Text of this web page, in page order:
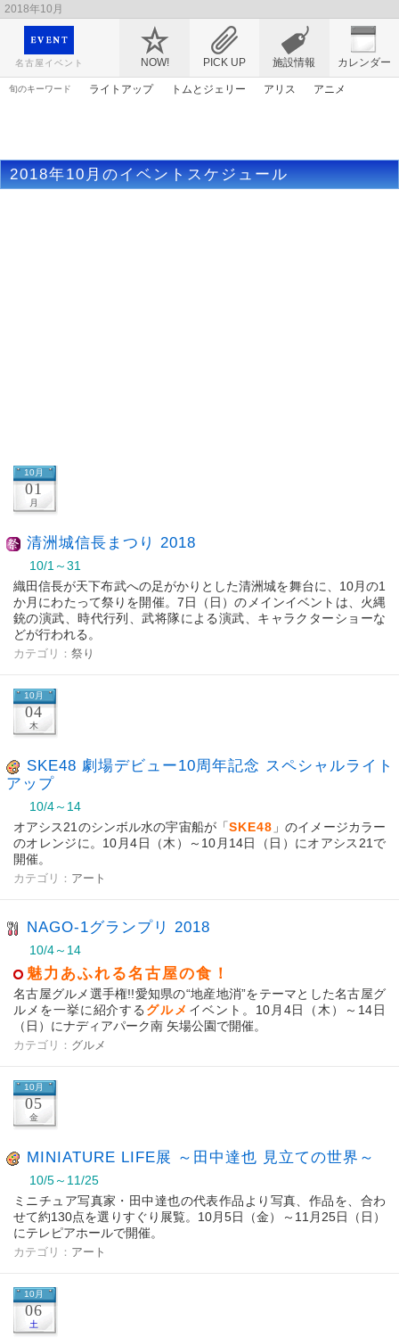
2018年10月
映画や音楽コンサート、レジャーやアート、テレビ、ショップ、出会い、転職まで名古
屋のイベント情報を幅広く掲載
名古屋イベント NOW! PICK UP カレンダー
施設情報
旬のキーワード ライトアップ トムとジェリー アリス
アニメ
2018年10月のイベントスケジュール
10月
01
月
清洲城信長まつり 2018
10/1～31
織田信長が天下布武への足がかりとした清洲城を舞台に、10月の1
か月にわたって祭りを開催。7日（日）のメインイベントは、火縄
銃の演武、時代行列、武将隊による演武、キャラクターショーな
どが行われる。
カテゴリ： 祭り
10月
04
木
SKE48 劇場デビュー10周年記念 スペシャルライト
アップ
10/4～14
オアシス21のシンボル水の宇宙船が「SKE48 」のイメージカラー
のオレンジに。10月4日（木）～10月14日（日）にオアシス21で
開催。
カテゴリ： アート
NAGO-1グランプリ 2018
10/4～14
魅力あふれる名古屋の食！
名古屋グルメ選手権!!愛知県の“地産地消”をテーマとした名古屋グ
ルメを一挙に紹介する グルメ イベント。10月4日（木）～14日
（日）にナディアパーク南 矢場公園で開催。
カテゴリ： グルメ
10月
05
金
MINIATURE LIFE展 ～田中達也 見立ての世界～
10/5～11/25
ミニチュア写真家・田中達也の代表作品より写真、作品を、合わ
せて約130点を選りすぐり展覧。10月5日（金）～11月25日（日）
にテレピアホールで開催。
カテゴリ： アート
10月
06
土